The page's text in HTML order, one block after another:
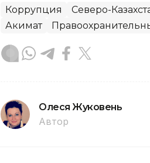
Коррупция Северо-
Акимат
Олеся Жуковень
Автор